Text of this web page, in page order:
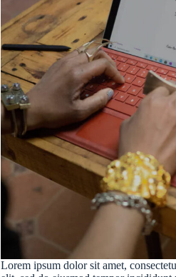
Lorem ipsum dolor sit amet,